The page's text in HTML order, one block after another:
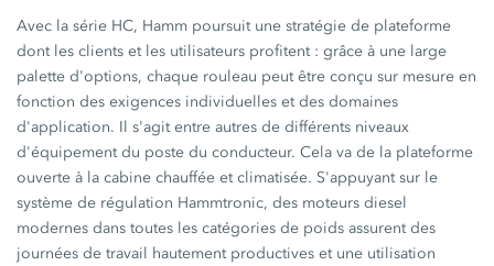
Avec lasérie HC, Hamm poursuit une stratégie de plateforme
dont les clients et les utilisateurs profitent : grâce à une large
palette d'options, chaque rouleau peut être conçu sur mesure en
fonction des exigences individuelles et des domaines
d'application. Il s'agit entre autres de différents niveaux
d'équipement du poste du conducteur. Cela va de la plateforme
ouverte à la cabine chauffée et climatisée. S'appuyant sur le
système de régulation Hammtronic, des moteurs diesel
modernes dans toutes les catégories de poids assurent des
journées de travail hautement productives et une utilisation